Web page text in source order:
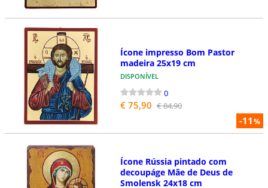
-11%
Ícone impresso Bom Pastor
madeira 25x19 cm
DISPONÍVEL
0
€ 75,90 € 84,90
Ícone Rússia pintado com
decoupáge Mãe de Deus de
Smolensk 24x18 cm